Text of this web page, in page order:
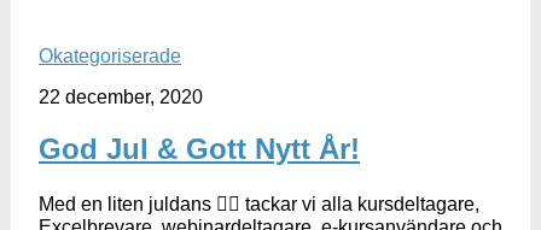
Okategoriserade
22 december, 2020
God Jul & Gott Nytt År!
Med en liten juldans 🤸‍♀️ tackar vi alla kursdeltagare,